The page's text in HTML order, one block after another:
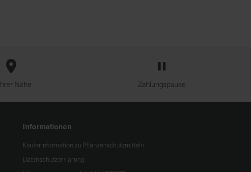
Nähe Zahlungspause
Informationen
Käuferinformation zu Pflanzenschutzmitteln
Datenschutzerklärung